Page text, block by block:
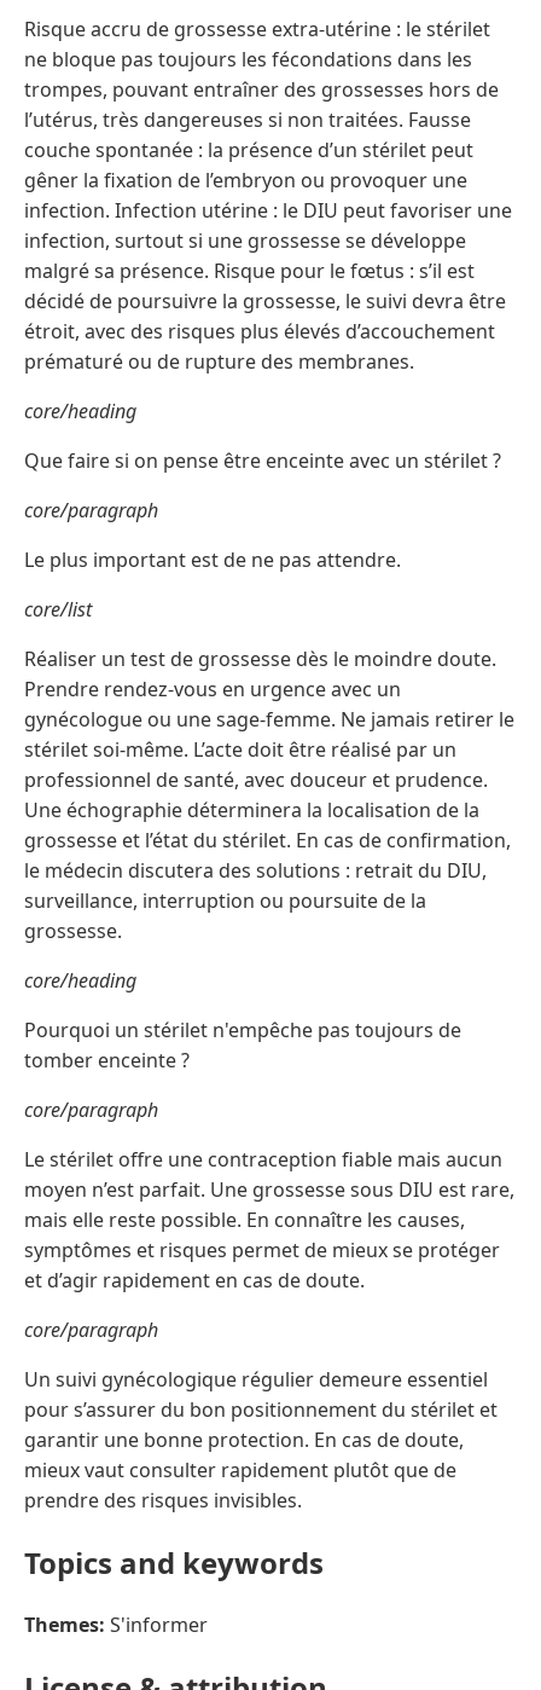
Risque accru de grossesse extra-utérine : le stérilet
ne bloque pas toujours les fécondations dans les
trompes, pouvant entraîner des grossesses hors de
l’utérus, très dangereuses si non traitées. Fausse
couche spontanée : la présence d’un stérilet peut
gêner la fixation de l’embryon ou provoquer une
infection. Infection utérine : le DIU peut favoriser une
infection, surtout si une grossesse se développe
malgré sa présence. Risque pour le fœtus : s’il est
décidé de poursuivre la grossesse, le suivi devra être
étroit, avec des risques plus élevés d’accouchement
prématuré ou de rupture des membranes.
core/heading
Que faire si on pense être enceinte avec un stérilet ?
core/paragraph
Le plus important est de ne pas attendre.
core/list
Réaliser un test de grossesse dès le moindre doute.
Prendre rendez-vous en urgence avec un
gynécologue ou une sage-femme. Ne jamais retirer le
stérilet soi-même. L’acte doit être réalisé par un
professionnel de santé, avec douceur et prudence.
Une échographie déterminera la localisation de la
grossesse et l’état du stérilet. En cas de confirmation,
le médecin discutera des solutions : retrait du DIU,
surveillance, interruption ou poursuite de la
grossesse.
core/heading
Pourquoi un stérilet n'empêche pas toujours de
tomber enceinte ?
core/paragraph
Le stérilet offre une contraception fiable mais aucun
moyen n’est parfait. Une grossesse sous DIU est rare,
mais elle reste possible. En connaître les causes,
symptômes et risques permet de mieux se protéger
et d’agir rapidement en cas de doute.
core/paragraph
Un suivi gynécologique régulier demeure essentiel
pour s’assurer du bon positionnement du stérilet et
garantir une bonne protection. En cas de doute,
mieux vaut consulter rapidement plutôt que de
prendre des risques invisibles.
Topics and keywords
Themes: S'informer